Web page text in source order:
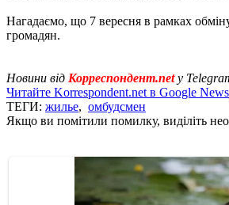
Нагадаємо, що 7 вересня в рамках
громадян.
Новини від Корреспондент.netу
Читайте Korrespondent.net в Google News
ТЕГИ: жилье, омбудсмен
Якщо ви помітили помилку, виділіть